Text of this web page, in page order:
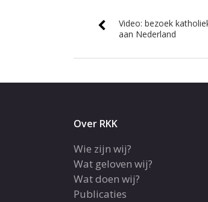
Video: bezoek
aan Nederland
Over RKK
Wie zijn wij?
Wat geloven wij?
Wat doen wij?
Publicaties